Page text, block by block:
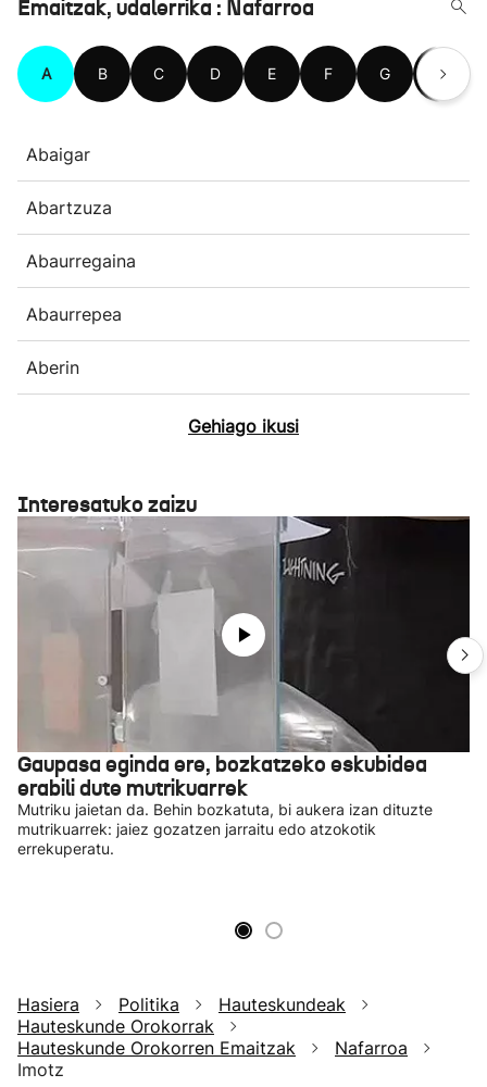
Emaitzak, udalerrika : Nafarroa
A B C D E F G H
Abaigar
Abartzuza
Abaurregaina
Abaurrepea
Aberin
Gehiago ikusi
Interesatuko zaizu
Gaupasa eginda ere, bozkatzeko eskubidea
erabili dute mutrikuarrek
Mutriku jaietan da. Behin bozkatuta, bi aukera izan dituzte
mutrikuarrek: jaiez gozatzen jarraitu edo atzokotik
errekuperatu.
Hasiera Politika
Hauteskundeak
Hauteskunde Orokorrak
Hauteskunde Orokorren Emaitzak
Nafarroa
Imotz